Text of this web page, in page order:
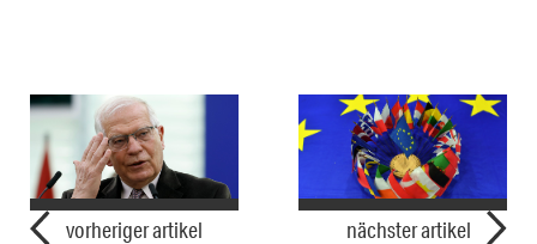
vorheriger artikel nächster artikel